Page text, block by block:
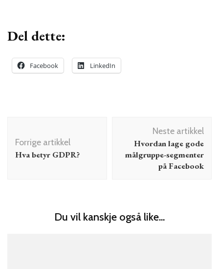
Del dette:
Facebook LinkedIn
Forrige artikkel
Hva betyr GDPR?
Neste artikkel
Hvordan lage gode
målgruppe-segmenter
på Facebook
Du vil kanskje også like...